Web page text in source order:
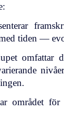
tiden —
omfattar
området